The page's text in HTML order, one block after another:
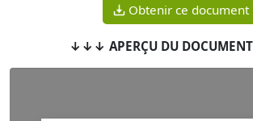
Obtenir ce document
↓↓↓ APERÇU DU